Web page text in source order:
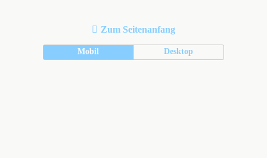
Zum Seitenanfang
Mobil Desktop